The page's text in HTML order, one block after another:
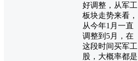
好调整，从军工
板块走势来看，
从今年1月一直
调整到5月，在
这段时间买军工
股，大概率都是